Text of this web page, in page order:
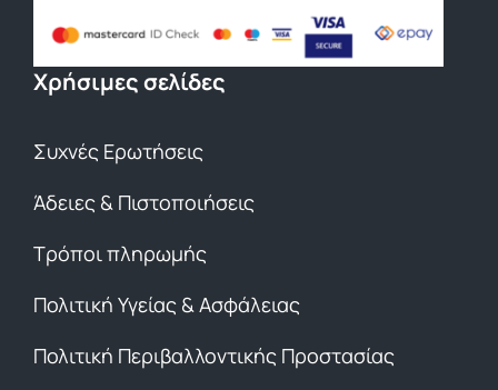
Χρήσιμες σελίδες
Συχνές Ερωτήσεις
Άδειες & Πιστοποιήσεις
Τρόποι πληρωμής
Πολιτική Υγείας & Ασφάλειας
Πολιτική Περιβαλλοντικής Προστασίας